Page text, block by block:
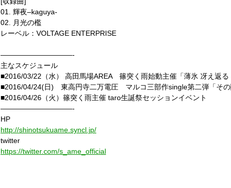
01. 輝夜–kaguya-
02. 月光の檻
レーベル：VOLTAGE ENTERPRISE
——————————-
主なスケジュール
■2016/03/22（水） 高田馬場AREA 篠突く雨始動主催「薄氷 冴え返る
■2016/04/24(日) 東高円寺二万電圧 マルコ三部作single第二弾「その
■2016/04/26（火）篠突く雨主催 taro生誕祭セッションイベント
——————————-
HP
http://shinotsukuame.syncl.jp/
twitter
https://twitter.com/s_ame_official